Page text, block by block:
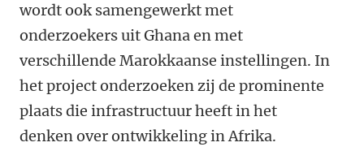
wordt ook samengewerkt met
onderzoekers uit Ghana en met
verschillende Marokkaanse instellingen. In
het project onderzoeken zij de prominente
plaats die infrastructuur heeft in het
denken over ontwikkeling in Afrika.